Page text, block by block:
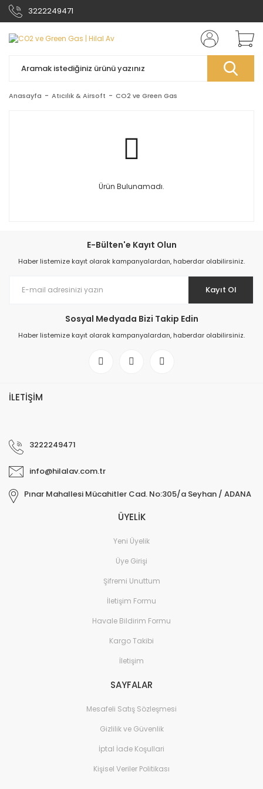
3222249471
Anasayfa Atıcılık & Airsoft CO2 ve Green Gas
Ürün Bulunamadı.
E-Bülten'e Kayıt Olun
Haber listemize kayıt olarak kampanyalardan, haberdar olabilirsiniz.
Kayıt Ol
Sosyal Medyada Bizi Takip Edin
Haber listemize kayıt olarak kampanyalardan, haberdar olabilirsiniz.
İLETİŞİM
3222249471
info@hilalav.com.tr
Pınar Mahallesi Mücahitler Cad. No:305/a Seyhan / ADANA
ÜYELİK
Yeni Üyelik
Üye Girişi
Şifremi Unuttum
İletişim Formu
Havale Bildirim Formu
Kargo Takibi
İletişim
SAYFALAR
Mesafeli Satış Sözleşmesi
Gizlilik ve Güvenlik
İptal İade Koşullari
Kişisel Veriler Politikası